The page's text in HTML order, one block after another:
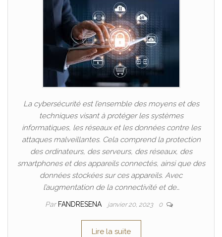
La cybersécurité est l’ensemble des moyens et des
techniques visant à protéger les systèmes
informatiques, les réseaux et les données contre les
attaques malveillantes. Cela comprend la protection
des ordinateurs, des serveurs, des réseaux, des
smartphones et des appareils connectés, ainsi que des
données stockées sur ces appareils. Avec
l’augmentation de la connectivité et de…
Par FANDRESENA janvier 20, 2023 0
Lire la suite